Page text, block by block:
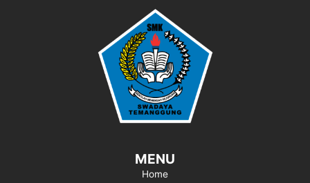
MENU
Home